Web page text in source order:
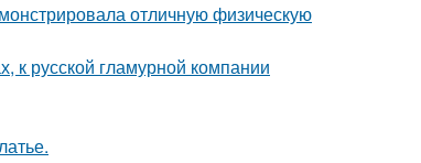
отличную физическую
к русской гламурной компании